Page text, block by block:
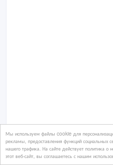
Мы используем файлы cookie для
рекламы, предоставления функций социальных
нашего трафика. На сайте действует политика о
этот веб-сайт, вы соглашаетесь с нашим